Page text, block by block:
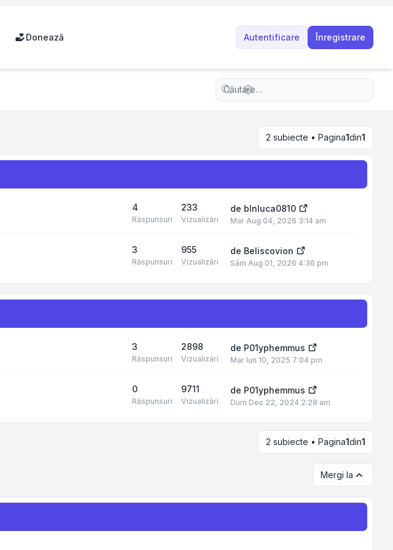
Donează Autentificare Înregistrare
Căutare avansată
2 subiecte • Pagina1din1
4
Răspunsuri
233
Vizualizări
de blnluca0810
Mar Aug 04, 2026 3:14 am
3
Răspunsuri
955
Vizualizări
de Beliscovion
Sâm Aug 01, 2026 4:36 pm
3
Răspunsuri
2898
Vizualizări
de P01yphemmus
Mar Iun 10, 2025 7:04 pm
0
Răspunsuri
9711
Vizualizări
de P01yphemmus
Dum Dec 22, 2024 2:28 am
2 subiecte • Pagina1din1
Mergi la